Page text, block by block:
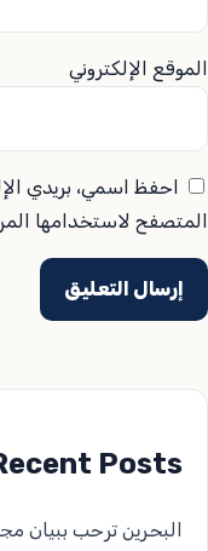
الموقع الإلكتروني
احفظ اسمي، بريدي
المتصفح لاستخدامها
Posts
البحرين ترحب ببيان